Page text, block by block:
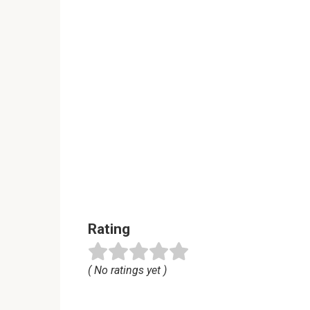
Rating
( No ratings yet )